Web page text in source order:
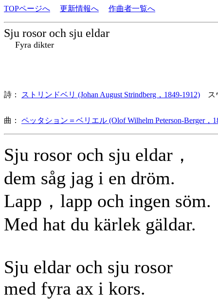
TOPページへ 更新情報へ 作曲者一覧へ
Sju rosor och sju eldar
Fyra dikter
詩： ストリンドベリ (Johan August Strindberg，1849-1912) ス
曲： ペッタション＝ベリエル (Olof Wilhelm Peterson-Berger，
Sju rosor och sju eldar，
dem såg jag i en dröm.
Lapp，lapp och ingen söm.
Med hat du kärlek gäldar.
Sju eldar och sju rosor
med fyra ax i kors.